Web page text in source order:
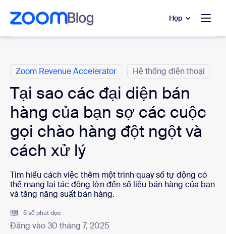
đến nội dung chính
trò chuyện trợ giúp
Họp
Zoom Revenue Accelerator Hệ thống điện thoại
Tại sao các đại diện bán
hàng của bạn sợ các cuộc
gọi chào hàng đột ngột và
cách xử lý
Tìm hiểu cách việc thêm một trình quay số tự động có
thể mang lại tác động lớn đến số liệu bán hàng của bạn
và tăng năng suất bán hàng.
5 số phút đọc
Đăng vào 30 tháng 7, 2025